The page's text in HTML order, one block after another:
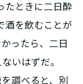
たときに二日酔
酒を飲むことが
ったら、二日
いはずだ。
調べると、別